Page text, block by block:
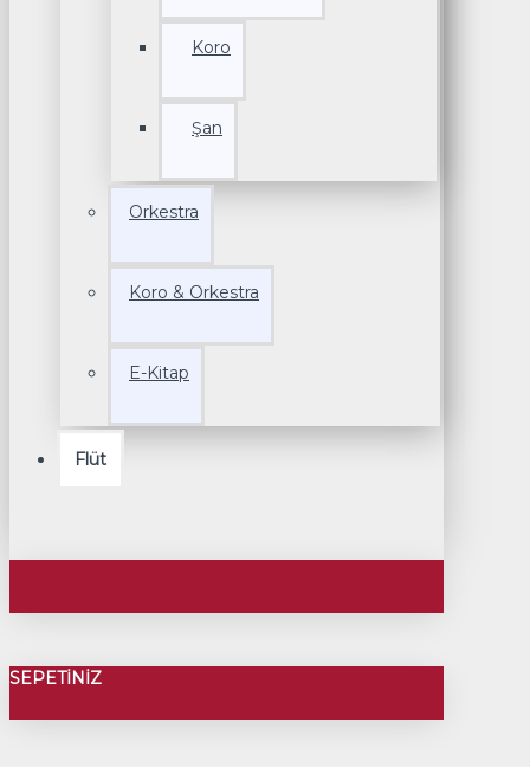
Koro
Şan
Orkestra
Koro & Orkestra
E-Kitap
Flüt
SEPETINIZ